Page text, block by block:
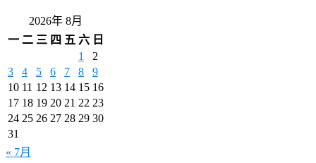
2026年 8月
一 二 三 四 五 六 日
1
2
3
4 5 6 7 8
9
10 11 12 13 14 15 16
17 18 19 20 21 22 23
24 25 26 27 28 29 30
31
« 7月